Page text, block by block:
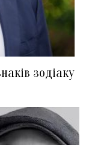
зодіаку